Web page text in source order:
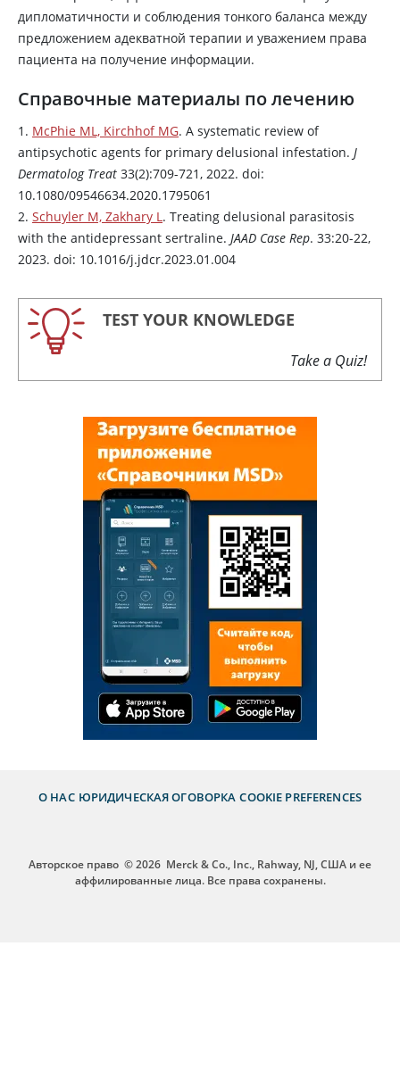
дипломатичности и соблюдения тонкого баланса между
предложением адекватной терапии и уважением права
пациента на получение информации.
Справочные материалы по лечению
1. McPhie ML, Kirchhof MG. A systematic review of
antipsychotic agents for primary delusional infestation. J
Dermatolog Treat 33(2):709-721, 2022. doi:
10.1080/09546634.2020.1795061
2. Schuyler M, Zakhary L. Treating delusional parasitosis
with the antidepressant sertraline. JAAD Case Rep. 33:20-22,
2023. doi: 10.1016/j.jdcr.2023.01.004
TEST YOUR KNOWLEDGE
Take a Quiz!
О НАС ЮРИДИЧЕСКАЯ ОГОВОРКА COOKIE PREFERENCES
Авторское право © 2026 Merck & Co., Inc., Rahway, NJ, США и ее
аффилированные лица. Все права сохранены.